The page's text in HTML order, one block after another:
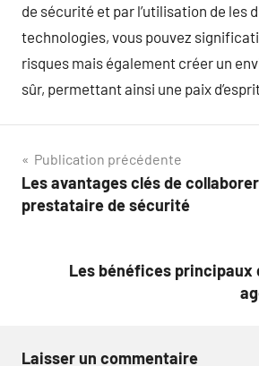
de sécurité et par l’utilisation de les
technologies, vous pouvez
risques mais également créer un
sûr, permettant ainsi une paix
Navigation
de
Publication précédente
Les avantages clés de
prestataire de sécurité
Les bénéfices principaux
Laisser un commentaire